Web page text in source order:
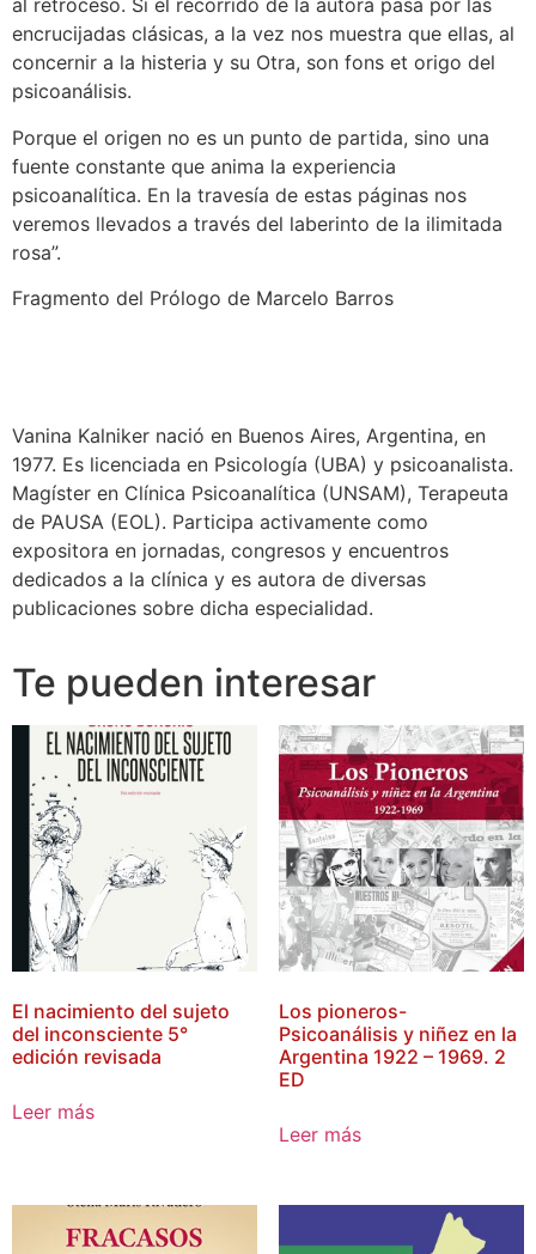
al retroceso. Si el recorrido de la autora pasa por las
encrucijadas clásicas, a la vez nos muestra que ellas, al
concernir a la histeria y su Otra, son fons et origo del
psicoanálisis.
Porque el origen no es un punto de partida, sino una
fuente constante que anima la experiencia
psicoanalítica. En la travesía de estas páginas nos
veremos llevados a través del laberinto de la ilimitada
rosa”.
Fragmento del Prólogo de Marcelo Barros
Vanina Kalniker nació en Buenos Aires, Argentina, en
1977. Es licenciada en Psicología (UBA) y psicoanalista.
Magíster en Clínica Psicoanalítica (UNSAM), Terapeuta
de PAUSA (EOL). Participa activamente como
expositora en jornadas, congresos y encuentros
dedicados a la clínica y es autora de diversas
publicaciones sobre dicha especialidad.
Te pueden interesar
El nacimiento del sujeto
del inconsciente 5°
edición revisada
Leer más
Los pioneros-
Psicoanálisis y niñez en la
Argentina 1922 – 1969. 2
ED
Leer más